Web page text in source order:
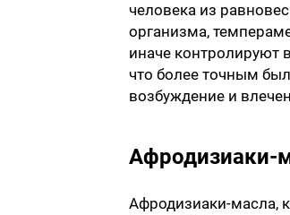
человека из
организма,
иначе контролируют
что более точным
возбуждение и
Афродизиаки-
Афродизиаки-масла,